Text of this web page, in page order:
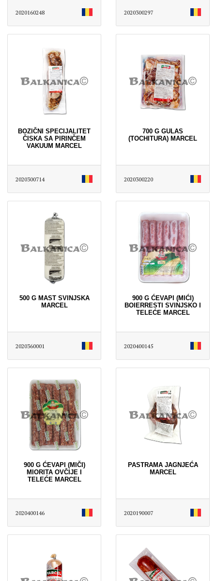
2020160248 2020300297
BOZIČNI SPECIJALITET
ČISKA SA PIRINČEM
VAKUUM MARCEL
2020300714
700 G GULAS
(TOCHITURA) MARCEL
2020300220
500 G MAST SVINJSKA
MARCEL
2020360001
900 G ĆEVAPI (MIĆI)
BOIERRESTI SVINJSKO I
TELEĆE MARCEL
2020400145
900 G ĆEVAPI (MIČI)
MIORITA OVČIJE I
TELEĆE MARCEL
2020400146
PASTRAMA JAGNJEĆA
MARCEL
2020190007